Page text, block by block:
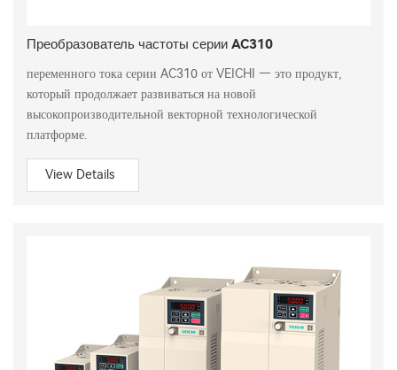
Преобразователь частоты серии AC310
переменного тока серии AC310 от VEICHI — это продукт,
который продолжает развиваться на новой
высокопроизводительной векторной технологической
платформе.
View Details